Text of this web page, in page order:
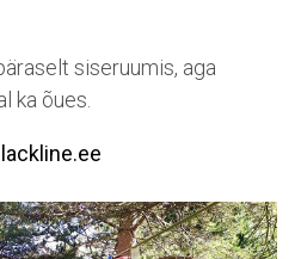
siseruumis, aga
ka õues.